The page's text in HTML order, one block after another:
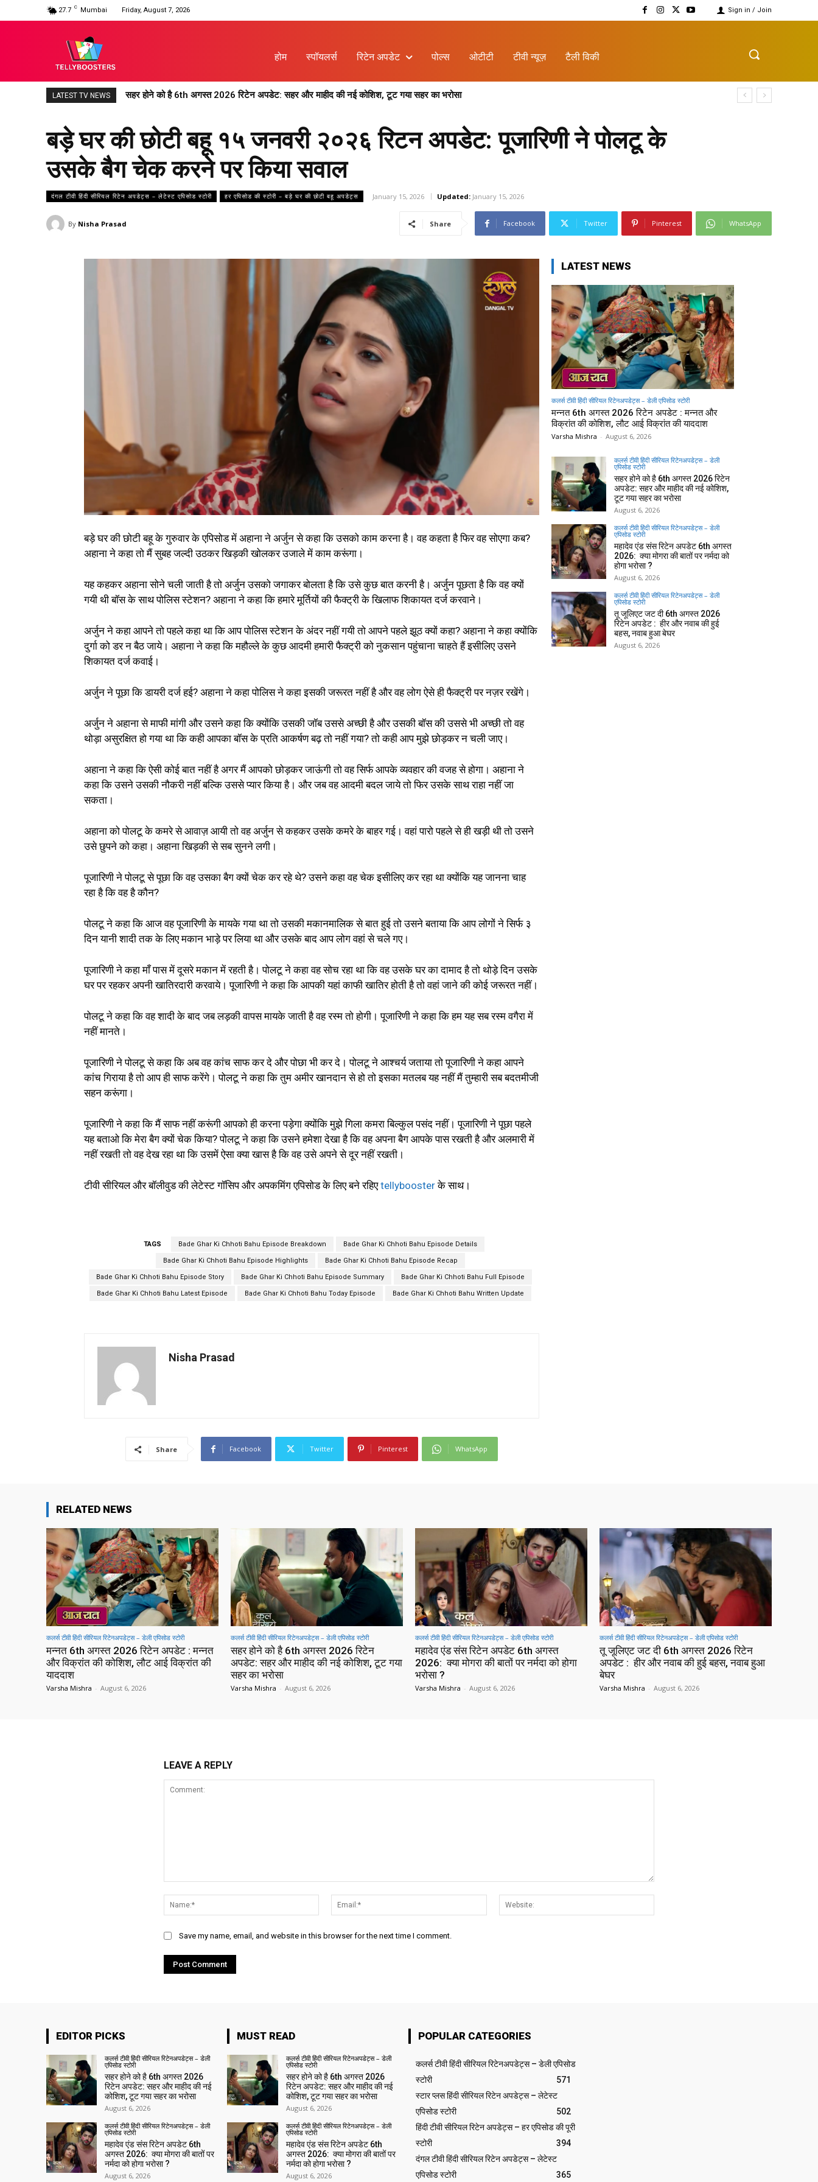
27.7 C Mumbai Friday, August 7, 2026 Sign in / Join
होम स्पॉयलर्स रिटेन अपडेट पोल्स ओटीटी टीवी न्यूज़ टैली विकी
LATEST TV NEWS सहर होने को है 6th अगस्त 2026 रिटेन अपडेट: सहर और माहीद की नई कोशिश, टूट गया सहर का भरोसा
महादेव एंड संस रिटेन अपडेट 6th अगस्त 2026: क्या मोगरा की बातों पर नर्मदा को होगा भरोसा ?
बड़े घर की छोटी बहू १५ जनवरी २०२६ रिटन अपडेट: पूजारिणी ने पोलटू के
उसके बैग चेक करने पर किया सवाल
दंगल टीवी हिंदी सीरियल रिटेन अपडेट्स – लेटेस्ट एपिसोड स्टोरी हर एपिसोड की स्टोरी – बड़े घर की छोटी बहू अपडेट्स January 15, 2026 Updated: January 15, 2026
By Nisha Prasad Share Facebook Twitter Pinterest WhatsApp
बड़े घर की छोटी बहू के गुरुवार के एपिसोड में अहाना ने अर्जुन से कहा कि उसको काम करना है। वह कहता है फिर वह सोएगा कब?
अहाना ने कहा तो मैं सुबह जल्दी उठकर खिड़की खोलकर उजाले में काम करूंगा।
यह कहकर अहाना सोने चली जाती है तो अर्जुन उसको जगाकर बोलता है कि उसे कुछ बात करनी है। अर्जुन पूछता है कि वह क्यों
गयी थी बॉस के साथ पोलिस स्टेशन? अहाना ने कहा कि हमारे मूर्तियों की फैक्ट्री के खिलाफ शिकायत दर्ज करवाने।
अर्जुन ने कहा आपने तो पहले कहा था कि आप पोलिस स्टेशन के अंदर नहीं गयी तो आपने पहले झूठ क्यों कहा? अहाना ने कहा क्योंकि
दुर्गा को डर न बैठ जाये। अहाना ने कहा कि महौल्ले के कुछ आदमी हमारी फैक्ट्री को नुकसान पहुंचाना चाहते हैं इसीलिए उसने
शिकायत दर्ज कवाई।
अर्जुन ने पूछा कि डायरी दर्ज हई? अहाना ने कहा पोलिस ने कहा इसकी जरूरत नहीं है और वह लोग ऐसे ही फैक्ट्री पर नज़र रखेंगे।
अर्जुन ने अहाना से माफी मांगी और उसने कहा कि क्योंकि उसकी जॉब उससे अच्छी है और उसकी बॉस की उससे भी अच्छी तो वह
थोड़ा असुरक्षित हो गया था कि कही आपका बॉस के प्रति आकर्षण बढ़ तो नहीं गया? तो कही आप मुझे छोड़कर न चली जाए।
अहाना ने कहा कि ऐसी कोई बात नहीं है अगर मैं आपको छोड़कर जाऊंगी तो वह सिर्फ आपके व्यवहार की वजह से होगा। अहाना ने
कहा कि उसने उसकी नौकरी नहीं बल्कि उससे प्यार किया है। और जब वह आदमी बदल जाये तो फिर उसके साथ राहा नहीं जा
सकता।
अहाना को पोलटू के कमरे से आवाज़ आयी तो वह अर्जुन से कहकर उसके कमरे के बाहर गई। वहां पारो पहले से ही खड़ी थी तो उसने
उसे छुपने को कहा। अहाना खिड़की से सब सुनने लगी।
पूजारिणी ने पोलटू से पूछा कि वह उसका बैग क्यों चेक कर रहे थे? उसने कहा वह चेक इसीलिए कर रहा था क्योंकि यह जानना चाह
रहा है कि वह है कौन?
पोलटू ने कहा कि आज वह पूजारिणी के मायके गया था तो उसकी मकानमालिक से बात हुई तो उसने बताया कि आप लोगों ने सिर्फ ३
दिन यानी शादी तक के लिए मकान भाड़े पर लिया था और उसके बाद आप लोग वहां से चले गए।
पूजारिणी ने कहा माँ पास में दूसरे मकान में रहती है। पोलटू ने कहा वह सोच रहा था कि वह उसके घर का दामाद है तो थोड़े दिन उसके
घर पर रहकर अपनी खातिरदारी करवाये। पूजारिणी ने कहा कि आपकी यहां काफी खातिर होती है तो वहां जाने की कोई जरूरत नहीं।
पोलटू ने कहा कि वह शादी के बाद जब लड़की वापस मायके जाती है वह रस्म तो होगी। पूजारिणी ने कहा कि हम यह सब रस्म वगैरा में
नहीं मानते।
पूजारिणी ने पोलटू से कहा कि अब वह कांच साफ कर दे और पोछा भी कर दे। पोलटू ने आश्चर्य जताया तो पूजारिणी ने कहा आपने
कांच गिराया है तो आप ही साफ करेंगे। पोलटू ने कहा कि तुम अमीर खानदान से हो तो इसका मतलब यह नहीं मैं तुम्हारी सब बदतमीजी
सहन करूंगा।
पूजारिणी ने कहा कि मैं साफ नहीं करूंगी आपको ही करना पड़ेगा क्योंकि मुझे गिला कमरा बिल्कुल पसंद नहीं। पूजारिणी ने पूछा पहले
यह बताओ कि मेरा बैग क्यों चेक किया? पोलटू ने कहा कि उसने हमेशा देखा है कि वह अपना बैग आपके पास रखती है और अलमारी में
नहीं रखती तो वह देख रहा था कि उसमें ऐसा क्या खास है कि वह उसे अपने से दूर नहीं रखती।
टीवी सीरियल और बॉलीवुड की लेटेस्ट गॉसिप और अपकमिंग एपिसोड के लिए बने रहिएtellyboosterके साथ।
TAGS Bade Ghar Ki Chhoti Bahu Episode Breakdown Bade Ghar Ki Chhoti Bahu Episode Details
Bade Ghar Ki Chhoti Bahu Episode Highlights Bade Ghar Ki Chhoti Bahu Episode Recap
Bade Ghar Ki Chhoti Bahu Episode Story Bade Ghar Ki Chhoti Bahu Episode Summary Bade Ghar Ki Chhoti Bahu Full Episode
Bade Ghar Ki Chhoti Bahu Latest Episode Bade Ghar Ki Chhoti Bahu Today Episode Bade Ghar Ki Chhoti Bahu Written Update
Nisha Prasad
Share Facebook Twitter Pinterest WhatsApp
LATEST NEWS
कलर्स टीवी हिंदी सीरियल रिटेनअपडेट्स – डेली एपिसोड स्टोरी
मन्नत 6th अगस्त 2026 रिटेन अपडेट : मन्नत और
विक्रांत की कोशिश, लौट आई विक्रांत की याददाश
Varsha Mishra - August 6, 2026
कलर्स टीवी हिंदी सीरियल रिटेनअपडेट्स – डेली
एपिसोड स्टोरी
सहर होने को है 6th अगस्त 2026 रिटेन
अपडेट: सहर और माहीद की नई कोशिश,
टूट गया सहर का भरोसा
August 6, 2026
कलर्स टीवी हिंदी सीरियल रिटेनअपडेट्स – डेली
एपिसोड स्टोरी
महादेव एंड संस रिटेन अपडेट 6th अगस्त
2026: क्या मोगरा की बातों पर नर्मदा को
होगा भरोसा ?
August 6, 2026
कलर्स टीवी हिंदी सीरियल रिटेनअपडेट्स – डेली
एपिसोड स्टोरी
तू जूलिएट जट दी 6th अगस्त 2026
रिटेन अपडेट : हीर और नवाब की हुई
बहस, नवाब हुआ बेघर
August 6, 2026
RELATED NEWS
कलर्स टीवी हिंदी सीरियल रिटेनअपडेट्स – डेली एपिसोड स्टोरी
मन्नत 6th अगस्त 2026 रिटेन अपडेट : मन्नत
और विक्रांत की कोशिश, लौट आई विक्रांत की
याददाश
Varsha Mishra - August 6, 2026
कलर्स टीवी हिंदी सीरियल रिटेनअपडेट्स – डेली एपिसोड स्टोरी
सहर होने को है 6th अगस्त 2026 रिटेन
अपडेट: सहर और माहीद की नई कोशिश, टूट गया
सहर का भरोसा
Varsha Mishra - August 6, 2026
कलर्स टीवी हिंदी सीरियल रिटेनअपडेट्स – डेली एपिसोड स्टोरी
महादेव एंड संस रिटेन अपडेट 6th अगस्त
2026: क्या मोगरा की बातों पर नर्मदा को होगा
भरोसा ?
Varsha Mishra - August 6, 2026
कलर्स टीवी हिंदी सीरियल रिटेनअपडेट्स – डेली एपिसोड स्टोरी
तू जूलिएट जट दी 6th अगस्त 2026 रिटेन
अपडेट : हीर और नवाब की हुई बहस, नवाब हुआ
बेघर
Varsha Mishra - August 6, 2026
LEAVE A REPLY
Name:*
Email:*
Save my name, email, and website in this browser for the next time I comment.
EDITOR PICKS
कलर्स टीवी हिंदी सीरियल रिटेनअपडेट्स – डेली
एपिसोड स्टोरी
सहर होने को है 6th अगस्त 2026
रिटेन अपडेट: सहर और माहीद की नई
कोशिश, टूट गया सहर का भरोसा
August 6, 2026
कलर्स टीवी हिंदी सीरियल रिटेनअपडेट्स – डेली
एपिसोड स्टोरी
महादेव एंड संस रिटेन अपडेट 6th
अगस्त 2026: क्या मोगरा की बातों पर
नर्मदा को होगा भरोसा ?
August 6, 2026
MUST READ
कलर्स टीवी हिंदी सीरियल रिटेनअपडेट्स – डेली
एपिसोड स्टोरी
सहर होने को है 6th अगस्त 2026
रिटेन अपडेट: सहर और माहीद की नई
कोशिश, टूट गया सहर का भरोसा
August 6, 2026
कलर्स टीवी हिंदी सीरियल रिटेनअपडेट्स – डेली
एपिसोड स्टोरी
महादेव एंड संस रिटेन अपडेट 6th
अगस्त 2026: क्या मोगरा की बातों पर
नर्मदा को होगा भरोसा ?
August 6, 2026
POPULAR CATEGORIES
कलर्स टीवी हिंदी सीरियल रिटेनअपडेट्स – डेली एपिसोड
स्टोरी
571
स्टार प्लस हिंदी सीरियल रिटेन अपडेट्स – लेटेस्ट
एपिसोड स्टोरी
502
हिंदी टीवी सीरियल रिटेन अपडेट्स – हर एपिसोड की पूरी
स्टोरी
394
दंगल टीवी हिंदी सीरियल रिटेन अपडेट्स – लेटेस्ट
एपिसोड स्टोरी
365